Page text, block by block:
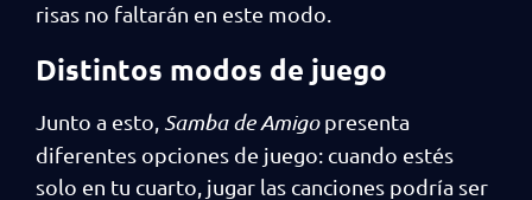
risas no faltarán en este modo.
Distintos modos de juego
Junto a esto, Samba de Amigopresenta
diferentes opciones de juego: cuando estés
solo en tu cuarto, jugar las canciones podría ser